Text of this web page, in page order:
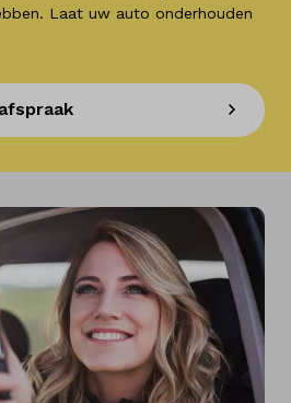
Laat uw auto onderhouden